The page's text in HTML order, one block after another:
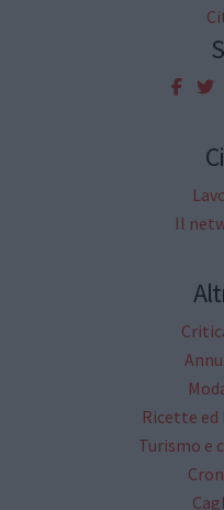
Il
Ricette
Turismo e